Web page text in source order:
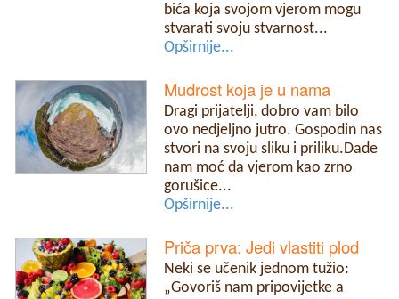
bića koja svojom vjerom mogu
stvarati svoju stvarnost...
Opširnije...
Mudrost koja je u nama
Dragi prijatelji, dobro vam bilo
ovo nedjeljno jutro. Gospodin nas
stvori na svoju sliku i priliku.Dade
nam moć da vjerom kao zrno
gorušice...
Opširnije...
Priča prva: Jedi vlastiti plod
Neki se učenik jednom tužio:
„Govoriš nam pripovijetke a